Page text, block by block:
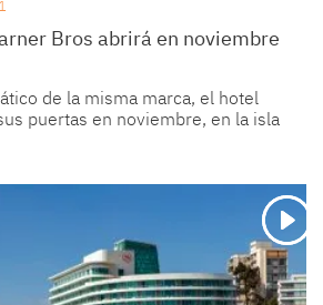
Bros abrirá en noviembre
de la misma marca, el hotel
puertas en noviembre, en la isla